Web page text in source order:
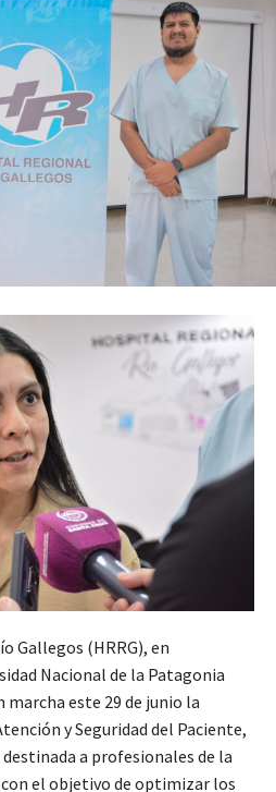
Gallegos (HRRG), en
Nacional de la Patagonia
marcha este 29 de junio la
y Seguridad del Paciente,
a profesionales de la
el objetivo de optimizar los